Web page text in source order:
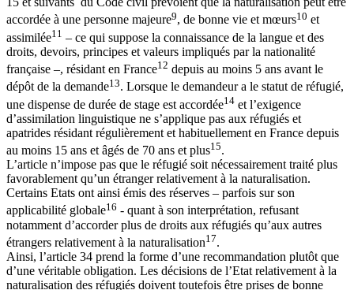
accordée à une personne majeure9, de bonne vie et mœurs10 et
assimilée11 – ce qui suppose la connaissance de la langue et des
droits, devoirs, principes et valeurs impliqués par la nationalité
française –, résidant en France12 depuis au moins 5 ans avant le
dépôt de la demande13. Lorsque le demandeur a le statut de réfugié,
une dispense de durée de stage est accordée14 et l’exigence
d’assimilation linguistique ne s’applique pas aux réfugiés et
apatrides résidant régulièrement et habituellement en France depuis
au moins 15 ans et âgés de 70 ans et plus15.
L’article n’impose pas que le réfugié soit nécessairement traité plus
favorablement qu’un étranger relativement à la naturalisation.
Certains Etats ont ainsi émis des réserves – parfois sur son
applicabilité globale16 - quant à son interprétation, refusant
notamment d’accorder plus de droits aux réfugiés qu’aux autres
étrangers relativement à la naturalisation17.
Ainsi, l’article 34 prend la forme d’une recommandation plutôt que
d’une véritable obligation. Les décisions de l’Etat relativement à la
naturalisation des réfugiés doivent toutefois être prises de bonne